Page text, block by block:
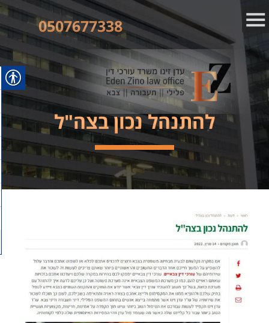
0507677338
להתנהל נכון בצה"ל